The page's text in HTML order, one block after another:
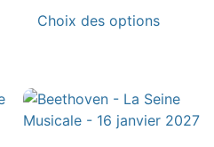
Choix des options